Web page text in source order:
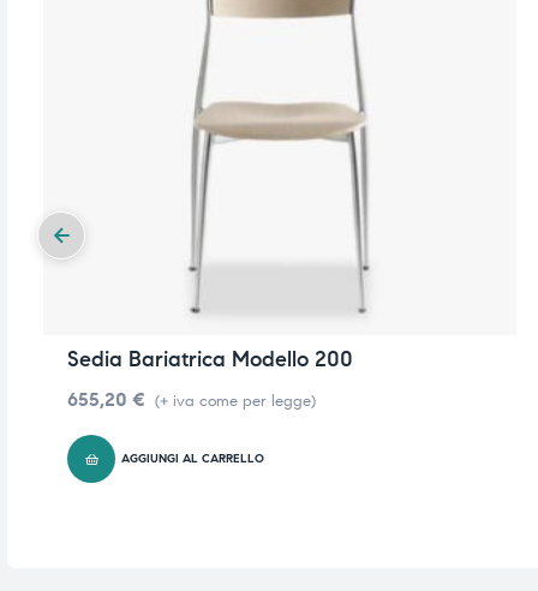
Sedia Bariatrica Modello 200
655,20 € (+ iva come per legge)
AGGIUNGI AL CARRELLO